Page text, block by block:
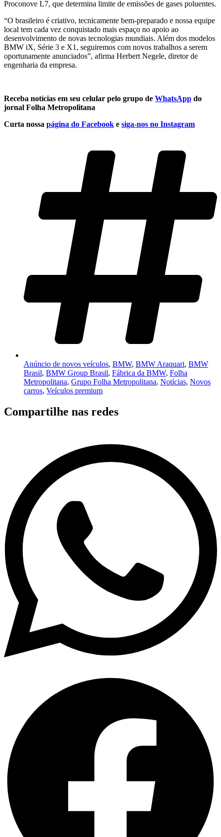
Proconove L7, que determina limite de emissões de gases poluentes.
“O brasileiro é criativo, tecnicamente bem-preparado e nossa equipe
local tem cada vez conquistado mais espaço no apoio ao
desenvolvimento de novas tecnologias mundiais. Além dos modelos
BMW iX, Série 3 e X1, seguiremos com novos trabalhos a serem
oportunamente anunciados”, afirma Herbert Negele, diretor de
engenharia da empresa.
Receba notícias em seu celular pelo grupo de WhatsApp do
jornal Folha Metropolitana
Curta nossa página do Facebook e siga-nos no Instagram
Anúncio de novos veículos, BMW, BMW Araquari, BMW
Brasil, BMW Group Brasil, Fábrica da BMW, Folha
Metropolitana, Grupo Folha Metropolitana, Notícias, Novos
carros, Veículos premium
Compartilhe nas redes